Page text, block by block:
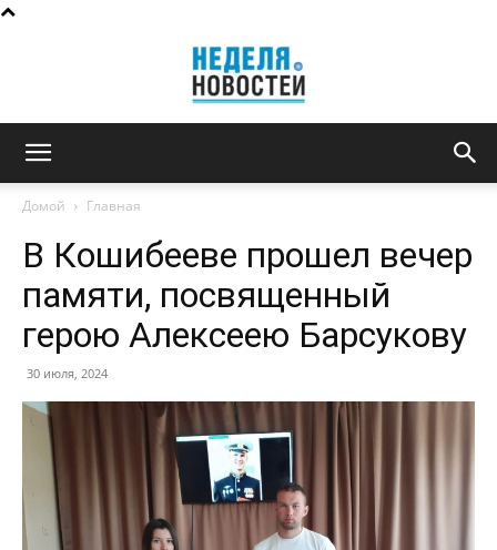
новостей
Домой Главная
В Кошибееве прошел вечер
памяти, посвященный
герою Алексеею Барсукову
30 июля, 2024